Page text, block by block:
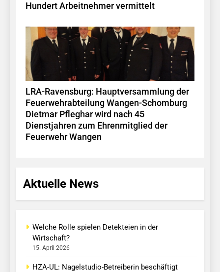
Hundert Arbeitnehmer vermittelt
LRA-Ravensburg: Hauptversammlung der
Feuerwehrabteilung Wangen-Schomburg
Dietmar Pfleghar wird nach 45
Dienstjahren zum Ehrenmitglied der
Feuerwehr Wangen
Aktuelle News
Welche Rolle spielen Detekteien in der
Wirtschaft?
15. April 2026
HZA-UL: Nagelstudio-Betreiberin beschäftigt